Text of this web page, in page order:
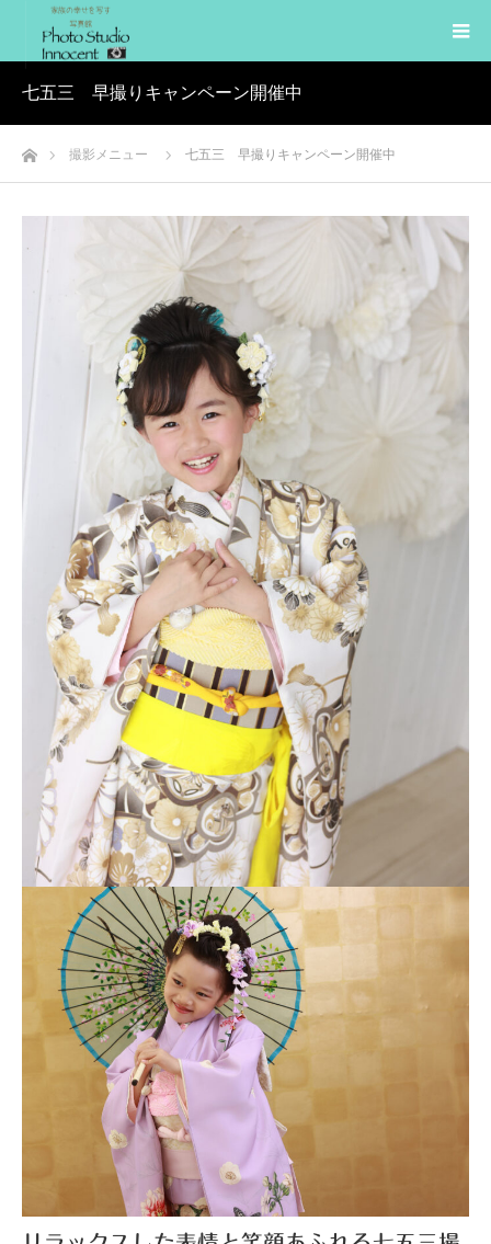
七五三 早撮りキャンペーン開催中
ホーム撮影メニュー 七五三 早撮りキャンペーン開催中